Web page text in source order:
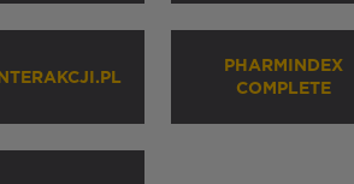
PHARMINDEX
COMPLETE